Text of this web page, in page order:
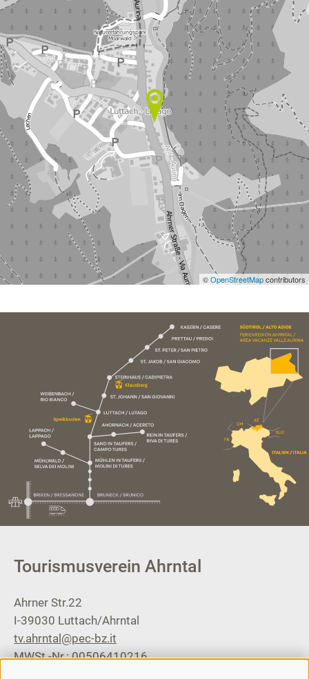
©OpenStreetMapcontributors
Tourismusverein Ahrntal
Ahrner Str.22
I-39030 Luttach/Ahrntal
tv.ahrntal@pec-bz.it
MWSt.-Nr.: 00506410216